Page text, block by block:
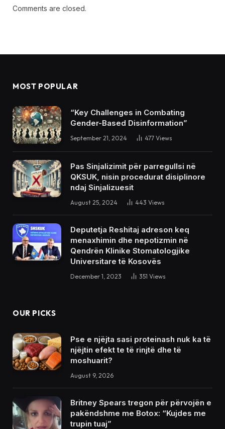
Comments are closed.
MOST POPULAR
“Key Challenges in Combating
Gender-Based Disinformation”
September 21, 2024 477 Views
Pas Sinjalizimit për parregullsi në
QKSUK, nisin procedurat disiplinore
ndaj Sinjalizuesit
August 25, 2024 443 Views
Deputetja Reshitaj adreson keq
menaxhimin dhe nepotizmin në
Qendrën Klinike Stomatologjike
Universitare të Kosovës
December 1, 2023 351 Views
OUR PICKS
Pse e njëjta sasi proteinash nuk ka të
njëjtin efekt te të rinjtë dhe të
moshuarit?
August 9, 2026
Britney Spears tregon për përvojën e
pakëndshme me Botox: “Kujdes me
trupin tuaj”